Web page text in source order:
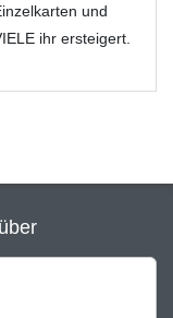
und
ihr ersteigert.